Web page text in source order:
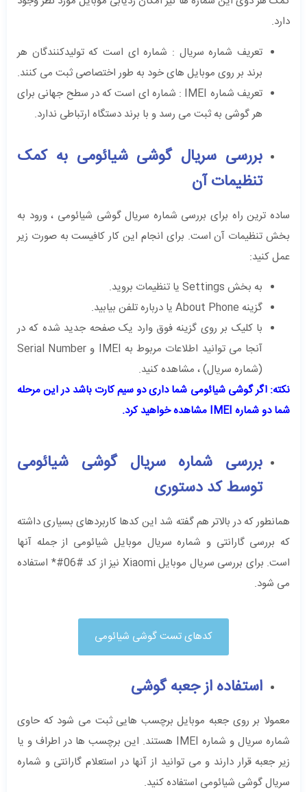
دارد.
تعریف شماره سریال : شماره ای است که تولیدکنندگان هر
برند بر روی موبایل های خود به طور اختصاصی ثبت می کنند.
تعریف شماره IMEI : شماره ای است که در سطح جهانی برای
هر گوشی به ثبت می رسد و با برند دستگاه ارتباطی ندارد.
بررسی سریال گوشی شیائومی به کمک
تنظیمات آن
ساده ترین راه برای بررسی شماره سریال گوشی شیائومی ، ورود به
بخش تنظیمات آن است. برای انجام این کار کافیست به صورت زیر
عمل کنید:
به بخش Settings یا تنظیمات بروید.
گزینه About Phone یا درباره تلفن بیابید.
با کلیک بر روی گزینه فوق وارد یک صفحه جدید شده که در
آنجا می توانید اطلاعات مربوط به IMEI و Serial Number
(شماره سریال) ، مشاهده کنید.
نکته: اگر گوشی شیائومی شما داری دو سیم کارت باشد در این مرحله
شما دو شماره IMEI مشاهده خواهید کرد.
بررسی شماره سریال گوشی شیائومی
توسط کد دستوری
همانطور که در بالاتر هم گفته شد این کدها کاربردهای بسیاری داشته
که بررسی گارانتی و شماره سریال موبایل شیائومی از جمله آنها
است. برای بررسی سریال موبایل Xiaomi نیز از کد #06#* استفاده
می شود.
کدهای تست گوشی شیائومی
استفاده از جعبه گوشی
معمولا بر روی جعبه موبایل برچسب هایی ثبت می شود که حاوی
شماره سریال و شماره IMEI هستند. این برچسب ها در اطراف و یا
زیر جعبه قرار دارند و می توانید از آنها در استعلام گارانتی و شماره
سریال گوشی شیائومی استفاده کنید.